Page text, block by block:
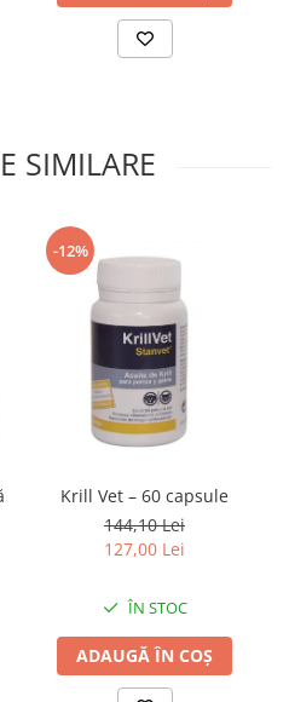
SIMILARE
-12%
Krill Vet – 60 capsule
144,10 Lei
127,00 Lei
ÎN STOC
ADAUGĂ ÎN COȘ